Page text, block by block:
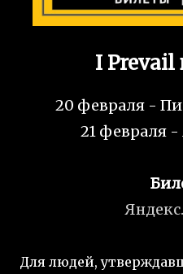
I Prevail
20 февраля -
21 февраля
Для людей,